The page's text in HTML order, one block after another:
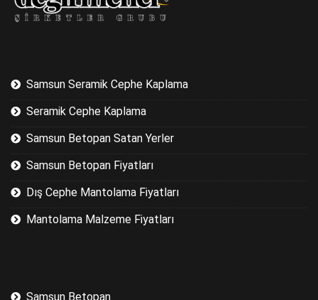
Samsun Seramik Cephe Kaplama
Seramik Cephe Kaplama
Samsun Betopan Satan Yerler
Samsun Betopan Fiyatları
Dış Cephe Mantolama Fiyatları
Mantolama Malzeme Fiyatları
Samsun Betopan